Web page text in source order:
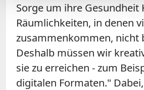
Sorge um ihre Gesundheit
Räumlichkeiten, in denen
zusammenkommen, nicht
Deshalb müssen wir
sie zu erreichen - zum
digitalen Formaten."